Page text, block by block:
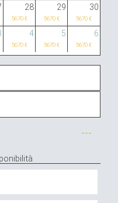
28 29 30
5670 € 5670 € 5670 €
4 5 6
5670 € 5670 € 5670 €
---